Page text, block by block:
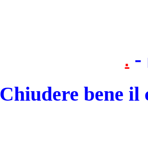
. -
Chiudere bene il